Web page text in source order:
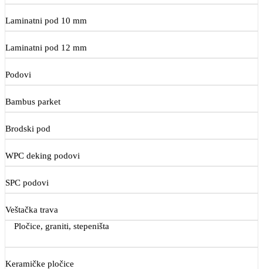
Laminatni pod 10 mm
Laminatni pod 12 mm
Podovi
Bambus parket
Brodski pod
WPC deking podovi
SPC podovi
Veštačka trava
Pločice, graniti, stepeništa
Keramičke pločice